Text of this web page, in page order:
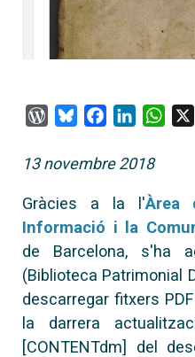
WordPress
BlueskyFacebook
LinkedIn
13 novembre 2018
Gràcies a la l'Àrea
Informació i la
de Barcelona, s'ha
(Biblioteca Patrimonial
descarregar fitxers
la darrera
[CONTENTdm] del